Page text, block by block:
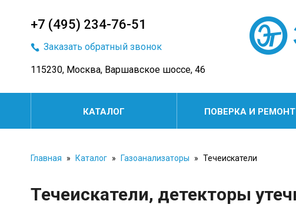
+7 (495) 234-76-51
Заказать обратный звонок
115230, Москва, Варшавское шоссе, 46
КАТАЛОГ ПОВЕРКА И РЕМОНТ
Главная » Каталог » Газоанализаторы » Течеискатели
Течеискатели, детекторы